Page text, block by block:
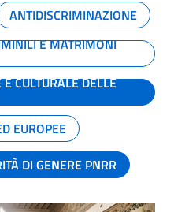
ANTIDISCRIMINAZIONE
E MATRIMONI
CULTURALE DELLE
EUROPEE
DI GENERE PNRR